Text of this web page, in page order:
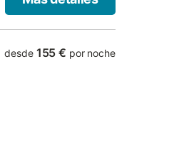
desde 155 € por noche